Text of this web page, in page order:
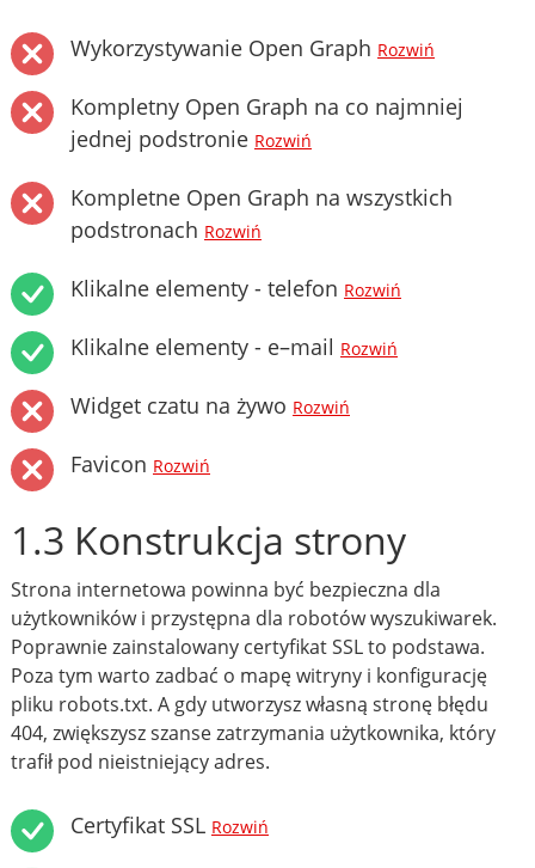
Wykorzystywanie Open Graph Rozwiń
Kompletny Open Graph na co najmniej
jednej podstronie Rozwiń
Kompletne Open Graph na wszystkich
podstronach Rozwiń
Klikalne elementy - telefon Rozwiń
Klikalne elementy - e–mail Rozwiń
Widget czatu na żywo Rozwiń
Favicon Rozwiń
1.3 Konstrukcja strony
Strona internetowa powinna być bezpieczna dla
użytkowników i przystępna dla robotów wyszukiwarek.
Poprawnie zainstalowany certyfikat SSL to podstawa.
Poza tym warto zadbać o mapę witryny i konfigurację
pliku robots.txt. A gdy utworzysz własną stronę błędu
404, zwiększysz szanse zatrzymania użytkownika, który
trafił pod nieistniejący adres.
Certyfikat SSL Rozwiń